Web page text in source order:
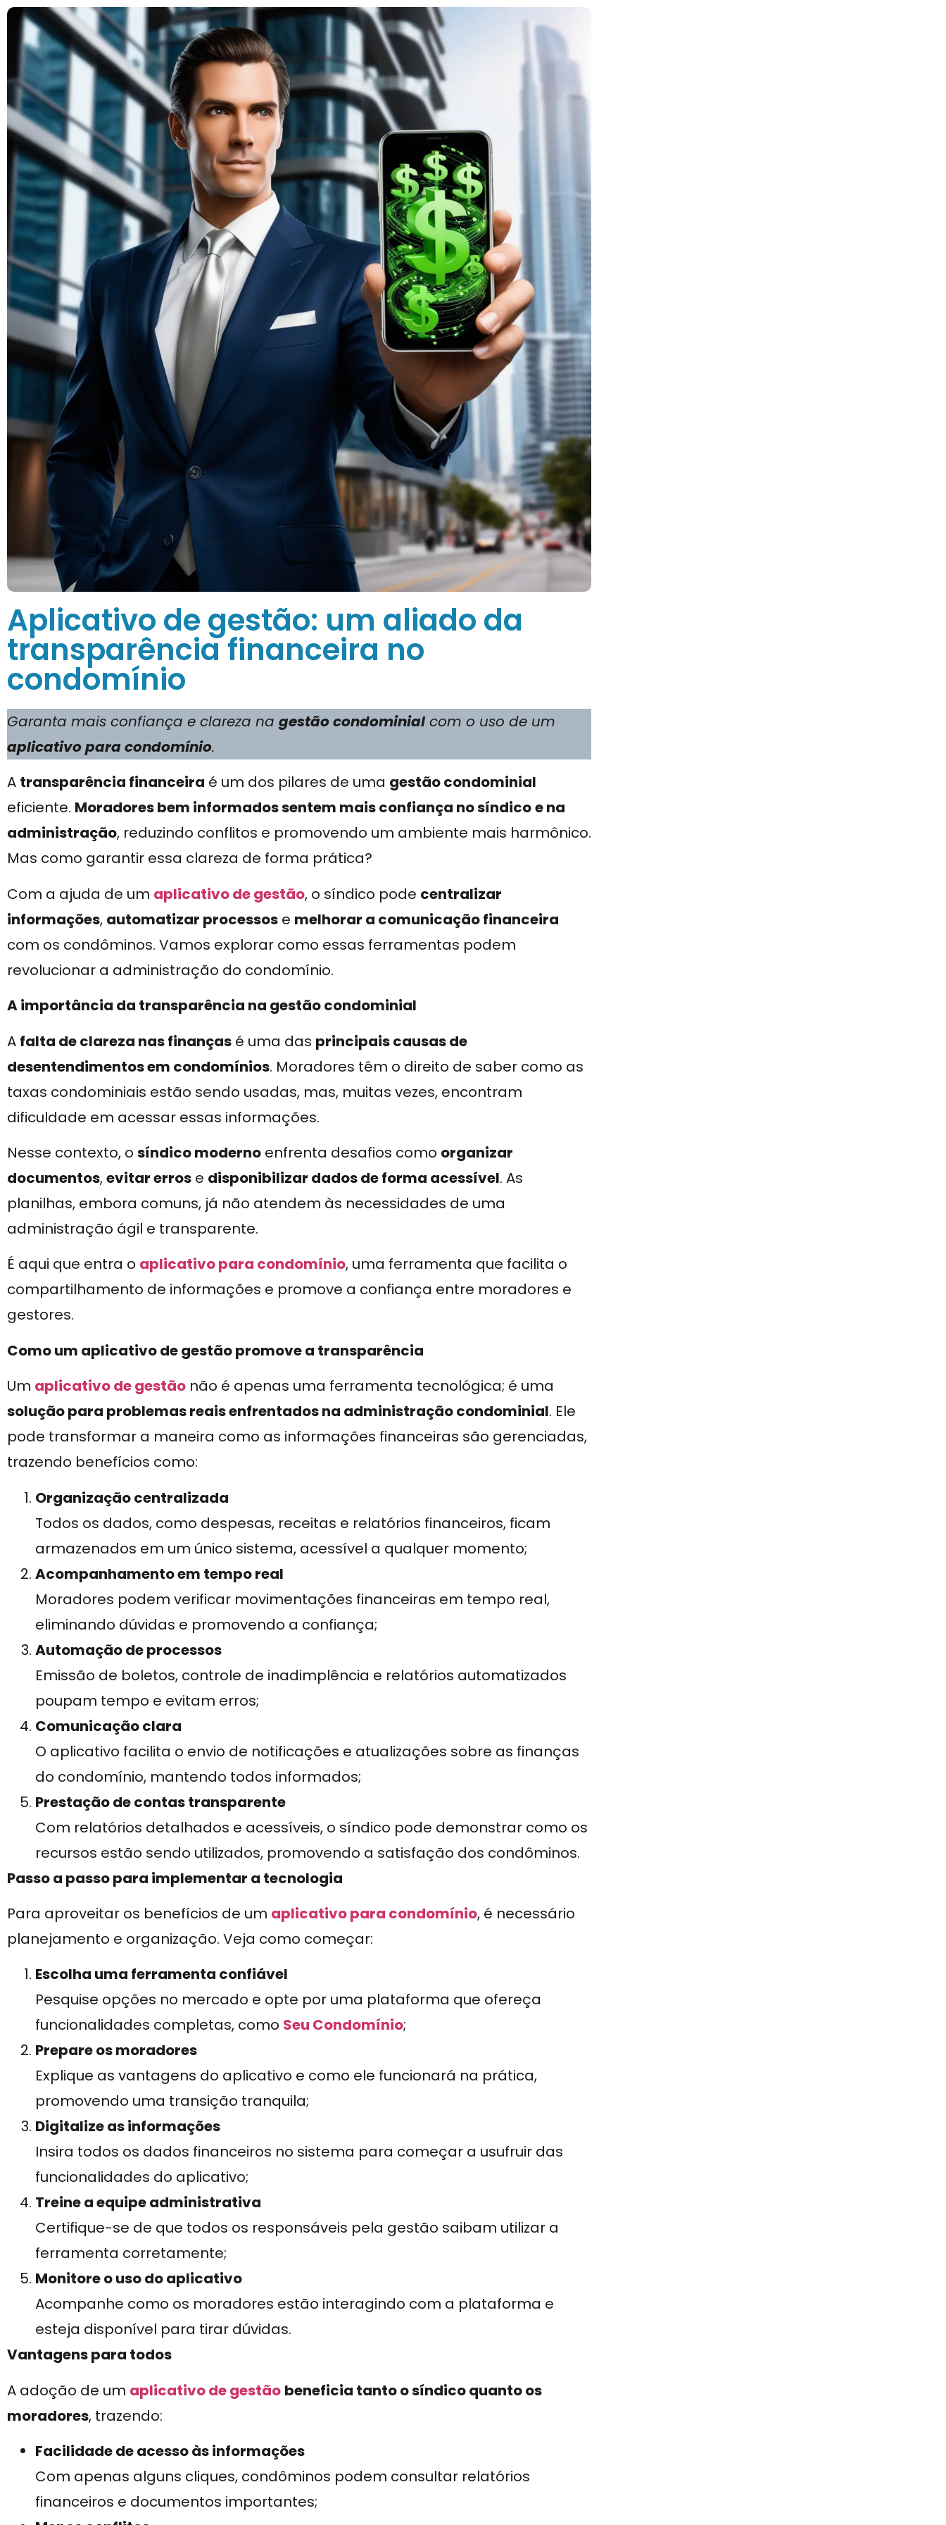
Aplicativo de gestão: um aliado da
transparência financeira no
condomínio
Garanta mais confiança e clareza na gestão condominialcom o uso de um
aplicativo para condomínio.
A transparência financeira é um dos pilares de uma gestão condominial
eficiente. Moradores bem informados sentem mais confiança no síndicoe na
administração, reduzindo conflitos e promovendo um ambiente mais harmônico.
Mas como garantir essa clareza de forma prática?
Com a ajuda de um aplicativo de gestão, o síndico pode centralizar
informações, automatizar processos e melhorar a comunicação financeira
com os condôminos. Vamos explorar como essas ferramentas podem
revolucionar a administração do condomínio.
A importância da transparência na gestão condominial
A falta de clareza nas finanças é uma das principais causas de
desentendimentos em condomínios. Moradores têm o direito de saber como as
taxas condominiais estão sendo usadas, mas, muitas vezes, encontram
dificuldade em acessar essas informações.
Nesse contexto, o síndico moderno enfrenta desafios como organizar
documentos,evitar erros e disponibilizar dados de forma acessível. As
planilhas, embora comuns, já não atendem às necessidades de uma
administração ágil e transparente.
É aqui que entra o aplicativo para condomínio, uma ferramenta que facilita o
compartilhamento de informações e promove a confiança entre moradores e
gestores.
Como um aplicativo de gestão promove a transparência
Um aplicativo de gestão não é apenas uma ferramenta tecnológica; é uma
solução para problemas reais enfrentados na administração condominial. Ele
pode transformar a maneira como as informações financeiras são gerenciadas,
trazendo benefícios como:
Organização centralizada
Todos os dados, como despesas, receitas e relatórios financeiros, ficam
armazenados em um único sistema, acessível a qualquer momento;
Acompanhamento em tempo real
Moradores podem verificar movimentações financeiras em tempo real,
eliminando dúvidas e promovendo a confiança;
Automação de processos
Emissão de boletos, controle de inadimplência e relatórios automatizados
poupam tempo e evitam erros;
Comunicação clara
O aplicativo facilita o envio de notificações e atualizações sobre as finanças
do condomínio, mantendo todos informados;
Prestação de contas transparente
Com relatórios detalhados e acessíveis, o síndico pode demonstrar como os
recursos estão sendo utilizados, promovendo a satisfação dos condôminos.
Passo a passo para implementar a tecnologia
Para aproveitar os benefícios de um aplicativo para condomínio, é necessário
planejamento e organização. Veja como começar:
Escolha uma ferramenta confiável
Pesquise opções no mercado e opte por uma plataforma que ofereça
funcionalidades completas, como Seu Condomínio;
Prepare os moradores
Explique as vantagens do aplicativo e como ele funcionará na prática,
promovendo uma transição tranquila;
Digitalize as informações
Insira todos os dados financeiros no sistema para começar a usufruir das
funcionalidades do aplicativo;
Treine a equipe administrativa
Certifique-se de que todos os responsáveis pela gestão saibam utilizar a
ferramenta corretamente;
Monitore o uso do aplicativo
Acompanhe como os moradores estão interagindo com a plataforma e
esteja disponível para tirar dúvidas.
Vantagens para todos
A adoção de um aplicativo de gestão beneficia tanto o síndico quanto os
moradores, trazendo:
Facilidade de acesso às informações
Com apenas alguns cliques, condôminos podem consultar relatórios
financeiros e documentos importantes;